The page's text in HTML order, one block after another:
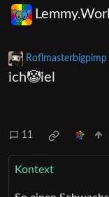
Roflmasterbigpimp
ich🤡iel
11
Kontext